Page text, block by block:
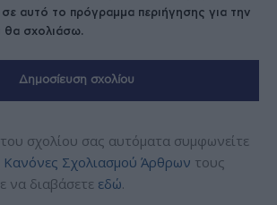
αυτό το πρόγραμμα περιήγησης για την
θα σχολιάσω.
σχολίου σας αυτόματα συμφωνείτε
Κανόνες Σχολιασμού Άρθρων τους
να διαβάσετε εδώ.